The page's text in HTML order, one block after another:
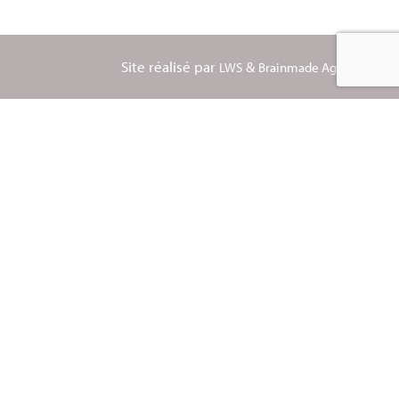
Site réalisé par LWS & Brainmade Agency